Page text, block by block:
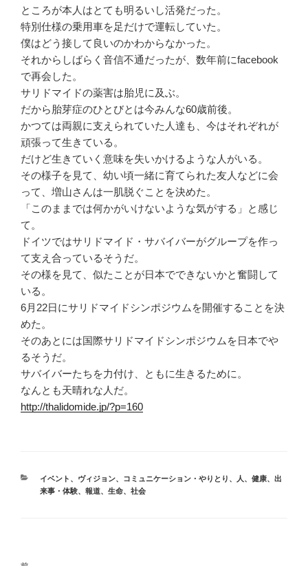
ところが本人はとても明るいし活発だった。
特別仕様の乗用車を足だけで運転していた。
僕はどう接して良いのかわからなかった。
それからしばらく音信不通だったが、数年前にfacebook
で再会した。
サリドマイドの薬害は胎児に及ぶ。
だから胎芽症のひとびとは今みんな60歳前後。
かつては両親に支えられていた人達も、今はそれぞれが
頑張って生きている。
だけど生きていく意味を失いかけるような人がいる。
その様子を見て、幼い頃一緒に育てられた友人などに会
って、増山さんは一肌脱ぐことを決めた。
「このままでは何かがいけないような気がする」と感じ
て。
ドイツではサリドマイド・サバイバーがグループを作っ
て支え合っているそうだ。
その様を見て、似たことが日本でできないかと奮闘して
いる。
6月22日にサリドマイドシンポジウムを開催することを決
めた。
そのあとには国際サリドマイドシンポジウムを日本でや
るそうだ。
サバイバーたちを力付け、ともに生きるために。
なんとも天晴れな人だ。
http://thalidomide.jp/?p=160
カ
テ
イベント 、 ヴィジョン、 コミュニケーション・やりとり 、 人 、 健康、 出
来事・体験、 報道、 生命、 社会
投